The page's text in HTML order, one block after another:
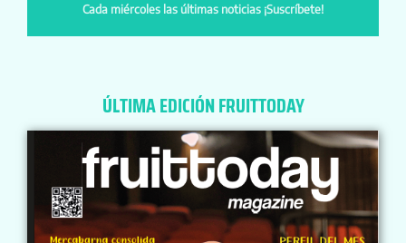
Cada miércoles las últimas noticias ¡Suscríbete!
ÚLTIMA EDICIÓN FRUITTODAY